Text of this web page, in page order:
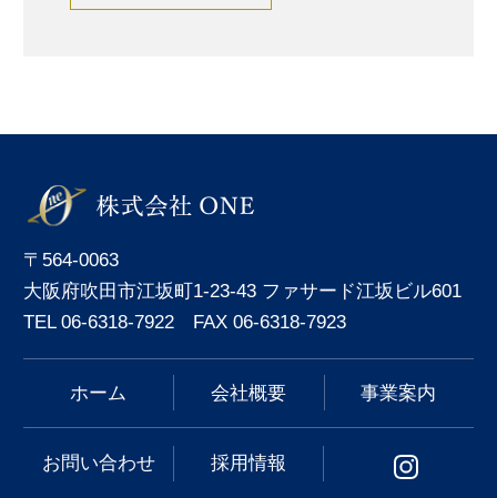
〒564-0063
大阪府吹田市江坂町1-23-43 ファサード江坂ビル601
TEL 06-6318-7922 FAX 06-6318-7923
ホーム 会社概要 事業案内
お問い合わせ 採用情報